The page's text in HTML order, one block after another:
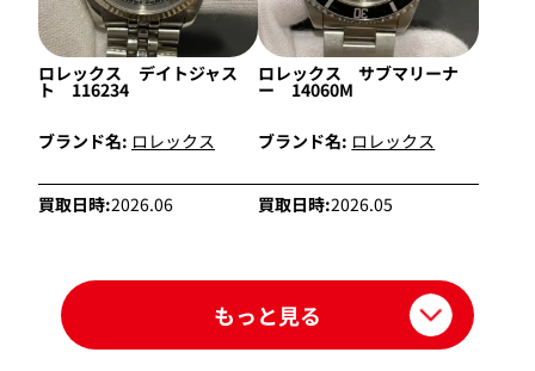
ロレックス デイトジャス
ト 116234
ブランド名: ロレックス
買取日時:2026.06
ロレックス サブマリーナ
ー 14060M
ブランド名: ロレックス
買取日時:2026.05
もっと見る